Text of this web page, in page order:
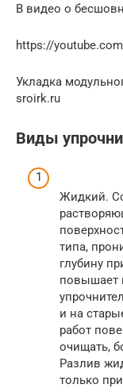
В видео о
https://
Укладка
sroirk.ru
Виды
Жидкий.
типа,
глубину
повышает
и на
работ
очищать,
Разлив
только